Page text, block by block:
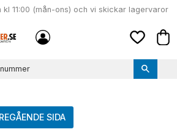
kl 11:00 (mån-ons) och vi skickar lagervaror
SIDA